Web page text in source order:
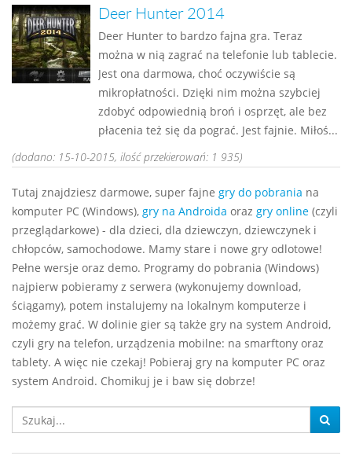
Deer Hunter 2014
Deer Hunter to bardzo fajna gra. Teraz
można w nią zagrać na telefonie lub tablecie.
Jest ona darmowa, choć oczywiście są
mikropłatności. Dzięki nim można szybciej
zdobyć odpowiednią broń i osprzęt, ale bez
płacenia też się da pograć. Jest fajnie. Miłoś...
(dodano: 15-10-2015, ilość przekierowań: 1 935)
Tutaj znajdziesz darmowe, super fajne gry do pobrania na
komputer PC (Windows), gry na Androida oraz gry online (czyli
przeglądarkowe) - dla dzieci, dla dziewczyn, dziewczynek i
chłopców, samochodowe. Mamy stare i nowe gry odlotowe!
Pełne wersje oraz demo. Programy do pobrania (Windows)
najpierw pobieramy z serwera (wykonujemy download,
ściągamy), potem instalujemy na lokalnym komputerze i
możemy grać. W dolinie gier są także gry na system Android,
czyli gry na telefon, urządzenia mobilne: na smarftony oraz
tablety. A więc nie czekaj! Pobieraj gry na komputer PC oraz
system Android. Chomikuj je i baw się dobrze!